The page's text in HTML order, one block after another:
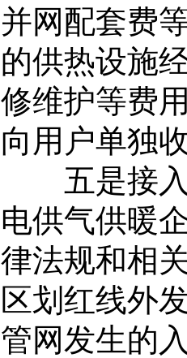
并网配套费
的供热设施
修维护等费
向用户单独
五是接入
电供气供暖
律法规和相
区划红线外
管网发生的